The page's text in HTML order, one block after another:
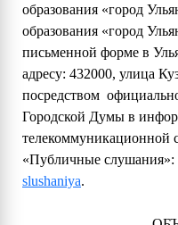
образования «город
образования «город
письменной форме в
адресу: 432000, улица
посредством
Городской Думы в
телекоммуникационной
«Публичные слушания»:
slushaniya.